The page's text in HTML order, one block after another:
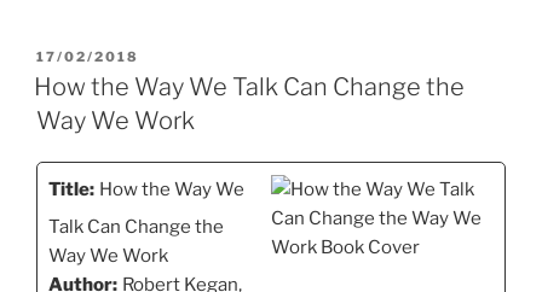
UDGIVET
DEN
17/02/2018
How the Way We Talk Can Change the
Way We Work
Title: How the Way We
Talk Can Change the
Way We Work
Author: Robert Kegan,